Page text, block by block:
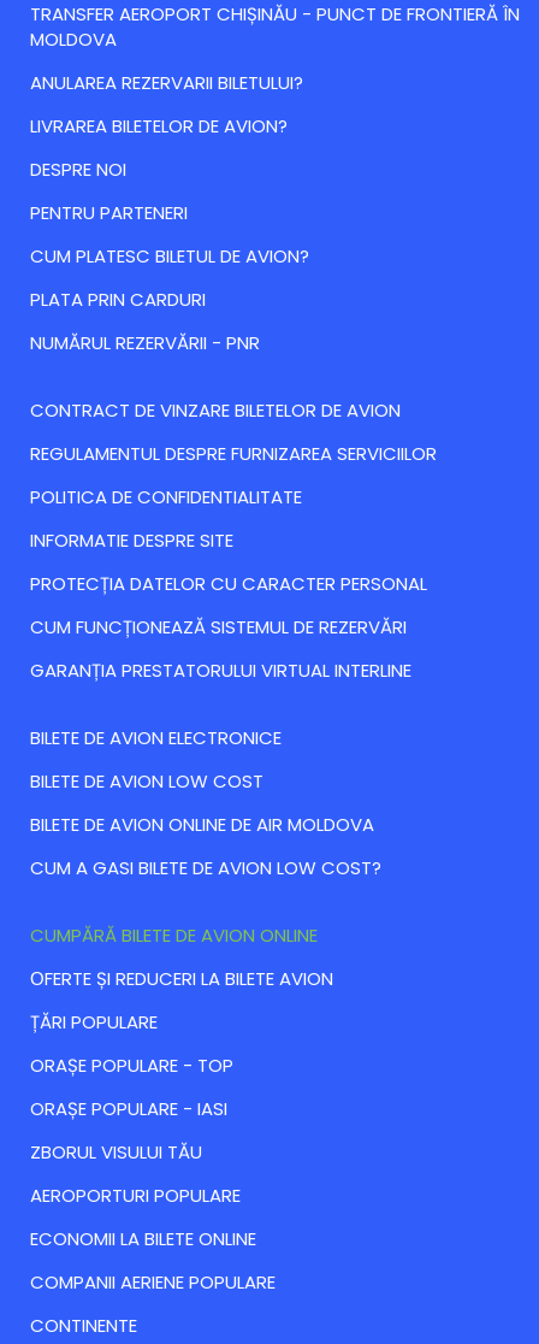
TRANSFER AEROPORT CHIȘINĂU - PUNCT DE FRONTIERĂ ÎN
MOLDOVA
ANULAREA REZERVARII BILETULUI?
LIVRAREA BILETELOR DE AVION?
DESPRE NOI
PENTRU PARTENERI
CUM PLATESC BILETUL DE AVION?
PLATA PRIN CARDURI
NUMĂRUL REZERVĂRII - PNR
CONTRACT DE VINZARE BILETELOR DE AVION
REGULAMENTUL DESPRE FURNIZAREA SERVICIILOR
POLITICA DE CONFIDENTIALITATE
INFORMATIE DESPRE SITE
PROTECȚIA DATELOR CU CARACTER PERSONAL
CUM FUNCȚIONEAZĂ SISTEMUL DE REZERVĂRI
GARANȚIA PRESTATORULUI VIRTUAL INTERLINE
BILETE DE AVION ELECTRONICE
BILETE DE AVION LOW COST
BILETE DE AVION ONLINE DE AIR MOLDOVA
CUM A GASI BILETE DE AVION LOW COST?
CUMPĂRĂ BILETE DE AVION ONLINE
ОFERTE ȘI REDUCERI LA BILETE AVION
ȚĂRI POPULARE
ORAȘE POPULARE - TOP
ORAȘE POPULARE - IASI
ZBORUL VISULUI TĂU
AEROPORTURI POPULARE
ECONOMII LA BILETE ONLINE
COMPANII AERIENE POPULARE
CONTINENTE